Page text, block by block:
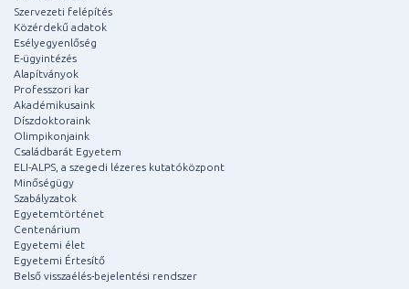
Szervezeti felépítés
Közérdekű adatok
Esélyegyenlőség
E-ügyintézés
Alapítványok
Professzori kar
Akadémikusaink
Díszdoktoraink
Olimpikonjaink
Családbarát Egyetem
ELI-ALPS, a szegedi lézeres kutatóközpont
Minőségügy
Szabályzatok
Egyetemtörténet
Centenárium
Egyetemi élet
Egyetemi Értesítő
Belső visszaélés-bejelentési rendszer